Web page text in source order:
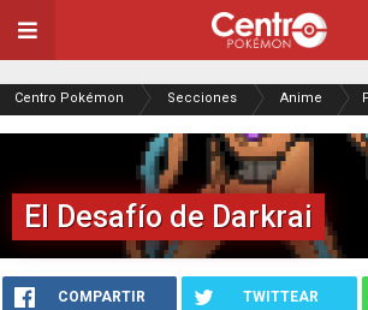
Centro Pokémon Secciones Anime
El Desafío de Darkrai
COMPARTIR TWITTEAR